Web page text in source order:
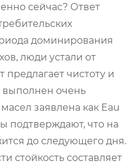
сейчас? Ответ
доминирования
люди устали от
предлагает чистоту и
выполнен очень
заявлена как Eau
подтверждают, что на
до следующего дня.
стойкость составляет